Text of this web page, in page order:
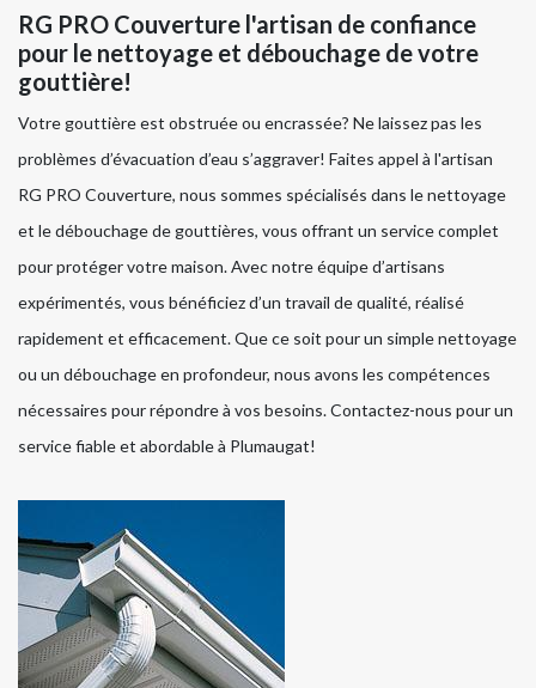
RG PRO Couverture l'artisan de confiance
pour le nettoyage et débouchage de votre
gouttière!
Votre gouttière est obstruée ou encrassée? Ne laissez pas les
problèmes d’évacuation d’eau s’aggraver! Faites appel à l'artisan
RG PRO Couverture, nous sommes spécialisés dans le nettoyage
et le débouchage de gouttières, vous offrant un service complet
pour protéger votre maison. Avec notre équipe d’artisans
expérimentés, vous bénéficiez d’un travail de qualité, réalisé
rapidement et efficacement. Que ce soit pour un simple nettoyage
ou un débouchage en profondeur, nous avons les compétences
nécessaires pour répondre à vos besoins. Contactez-nous pour un
service fiable et abordable à Plumaugat!